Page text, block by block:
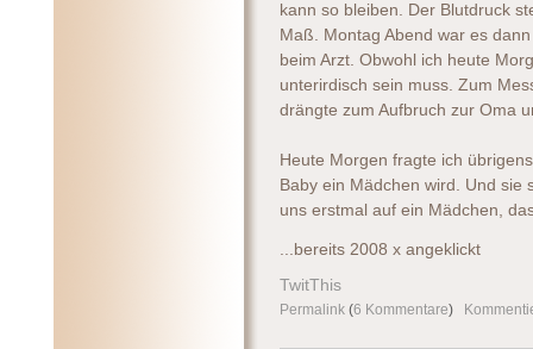
kann so bleiben. Der Blutdruck
Maß. Montag Abend war es
beim Arzt. Obwohl ich heute
unterirdisch sein muss. Zum
drängte zum Aufbruch zur Oma
Heute Morgen fragte ich
Baby ein Mädchen wird. Und sie
uns erstmal auf ein Mädchen,
...bereits 2008 x angeklickt
TwitThis
Permalink (6 Kommentare)